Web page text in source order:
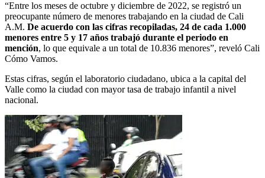
“Entre los meses de octubre y diciembre de 2022, se registró un
preocupante número de menores trabajando en la ciudad de Cali
A.M. De acuerdo con las cifras recopiladas, 24 de cada 1.000
menores entre 5 y 17 años trabajó durante el periodo en
mención, lo que equivale a un total de 10.836 menores”, reveló Cali
Cómo Vamos.
Estas cifras, según el laboratorio ciudadano, ubica a la capital del
Valle como la ciudad con mayor tasa de trabajo infantil a nivel
nacional.